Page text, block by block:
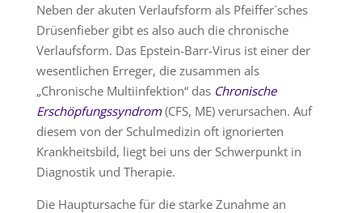
Neben der akuten Verlaufsform als Pfeiffer´sches
Drüsenfieber gibt es also auch die chronische
Verlaufsform. Das Epstein-Barr-Virus ist einer der
wesentlichen Erreger, die zusammen als
„Chronische Multiinfektion“ das Chronische
Erschöpfungssyndrom(CFS, ME) verursachen. Auf
diesem von der Schulmedizin oft ignorierten
Krankheitsbild, liegt bei uns der Schwerpunkt in
Diagnostik und Therapie.
Die Hauptursache für die starke Zunahme an